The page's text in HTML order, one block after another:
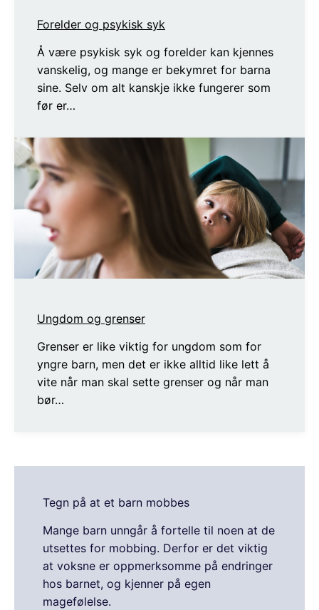
Forelder og psykisk syk
Å være psykisk syk og forelder kan kjennes
vanskelig, og mange er bekymret for barna
sine. Selv om alt kanskje ikke fungerer som
før er…
Ungdom og grenser
Grenser er like viktig for ungdom som for
yngre barn, men det er ikke alltid like lett å
vite når man skal sette grenser og når man
bør…
Tegn på at et barn mobbes
Mange barn unngår å fortelle til noen at de
utsettes for mobbing. Derfor er det viktig
at voksne er oppmerksomme på endringer
hos barnet, og kjenner på egen
magefølelse.